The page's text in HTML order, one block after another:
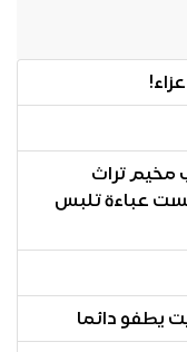
مخيم تراث
عباءة تلبس